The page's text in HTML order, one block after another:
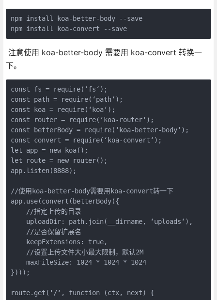
npm install koa-better-body --save
npm install koa-convert --save
注意使用 koa-better-body 需要用 koa-convert 转换一
下。
const fs = require(‘fs‘);
const path = require(‘path‘);
const koa = require(‘koa‘);
const router = require(‘koa-router‘);
const betterBody = require(‘koa-better-body‘);
const convert = require(‘koa-convert‘);
let app = new koa();
let route = new router();
app.listen(8888);
//使用koa-better-body需要用koa-convert转一下
app.use(convert(betterBody({
    //指定上传的目录
    uploadDir: path.join(__dirname, ‘uploads‘),
    //是否保留扩展名
    keepExtensions: true,
    //设置上传文件大小最大限制，默认2M
    maxFileSize: 1024 * 1024 * 1024
})));
route.get(‘/‘, function (ctx, next) {